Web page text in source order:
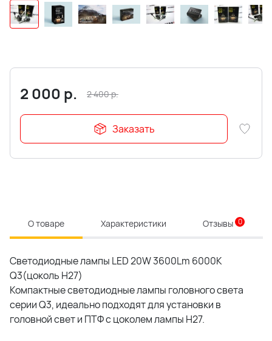
2 000 р. 2 400р.
Заказать
О товаре Характеристики Отзывы 0
Светодиодные лампы LED 20W 3600Lm 6000K
Q3(цоколь H27)
Компактные светодиодные лампы головного света
серии Q3, идеально подходят для установки в
головной свет и ПТФ с цоколем лампы H27.